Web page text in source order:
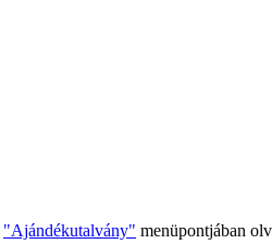
"Ajándékutalvány" menüpontjában